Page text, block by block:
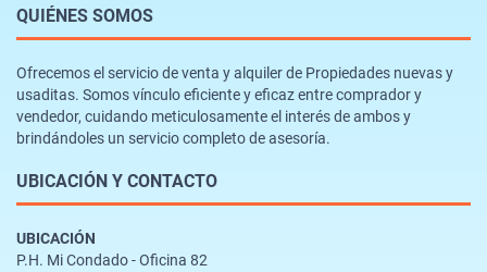
QUIÉNES SOMOS
Ofrecemos el servicio de venta y alquiler de Propiedades nuevas y
usaditas. Somos vínculo eficiente y eficaz entre comprador y
vendedor, cuidando meticulosamente el interés de ambos y
brindándoles un servicio completo de asesoría.
UBICACIÓN Y CONTACTO
UBICACIÓN
P.H. Mi Condado - Oficina 82